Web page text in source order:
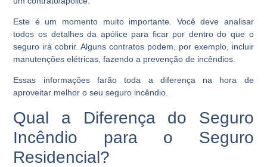
Este é um momento muito importante. Você deve analisar
todos os detalhes da apólice para ficar por dentro do que o
seguro irá cobrir. Alguns contratos podem, por exemplo, incluir
manutenções elétricas, fazendo a prevenção de incêndios.
Essas informações farão toda a diferença na hora de
aproveitar melhor o seu seguro incêndio.
Qual a Diferença do Seguro
Incêndio para o Seguro
Residencial?